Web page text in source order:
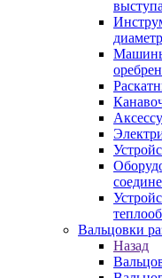
Вальцовки
Назад